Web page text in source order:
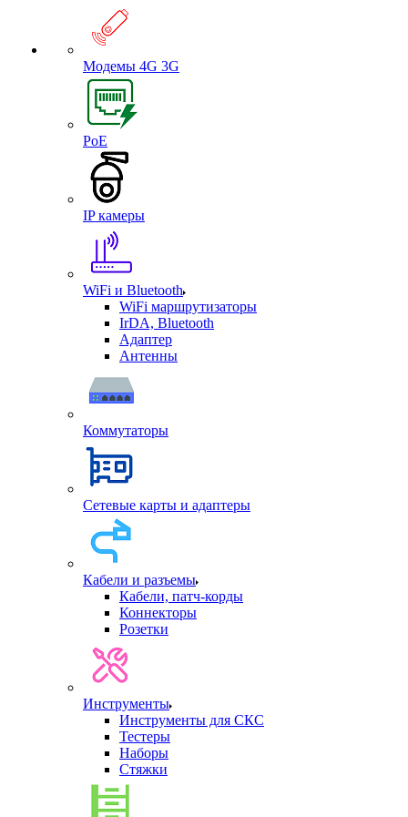
Модемы 4G 3G
PoE
IP камеры
WiFi и Bluetooth
WiFi маршрутизаторы
IrDA, Bluetooth
Адаптер
Антенны
Коммутаторы
Сетевые карты и адаптеры
Кабели и разъемы
Кабели, патч-корды
Коннекторы
Розетки
Инструменты
Инструменты для СКС
Тестеры
Наборы
Стяжки